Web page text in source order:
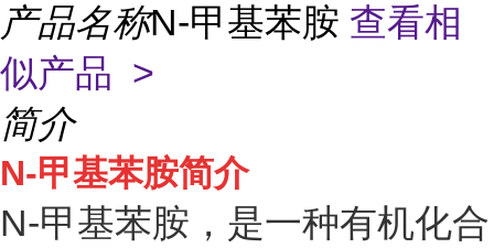
产品名称N-甲基苯胺 查看相
似产品 >
简介
N-甲基苯胺简介
N-甲基苯胺，是一种有机化合